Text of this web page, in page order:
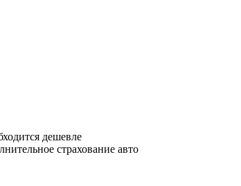
дешевле
страхование авто